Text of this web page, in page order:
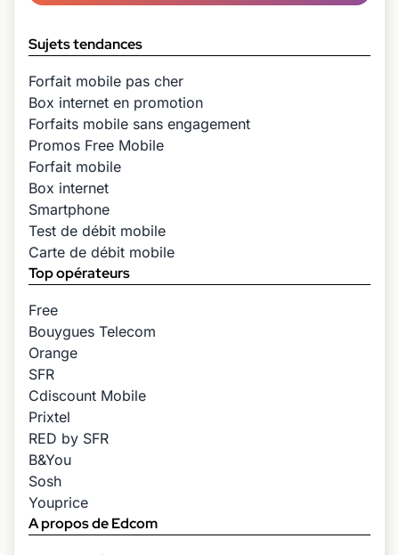
Sujets tendances
Forfait mobile pas cher
Box internet en promotion
Forfaits mobile sans engagement
Promos Free Mobile
Forfait mobile
Box internet
Smartphone
Test de débit mobile
Carte de débit mobile
Top opérateurs
Free
Bouygues Telecom
Orange
SFR
Cdiscount Mobile
Prixtel
RED by SFR
B&You
Sosh
Youprice
A propos de Edcom